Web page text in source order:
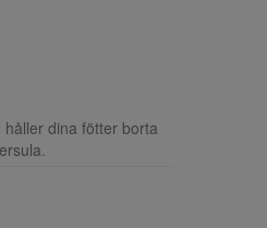
dina fötter borta